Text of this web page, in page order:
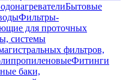
Бытовые
Фильтры-
для проточных
системы
фильтров,
Фитинги
баки,